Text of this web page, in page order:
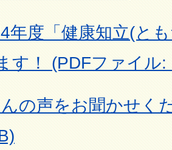
年度「健康知立(と
す！ (PDFファイル:
の声をお聞かせく